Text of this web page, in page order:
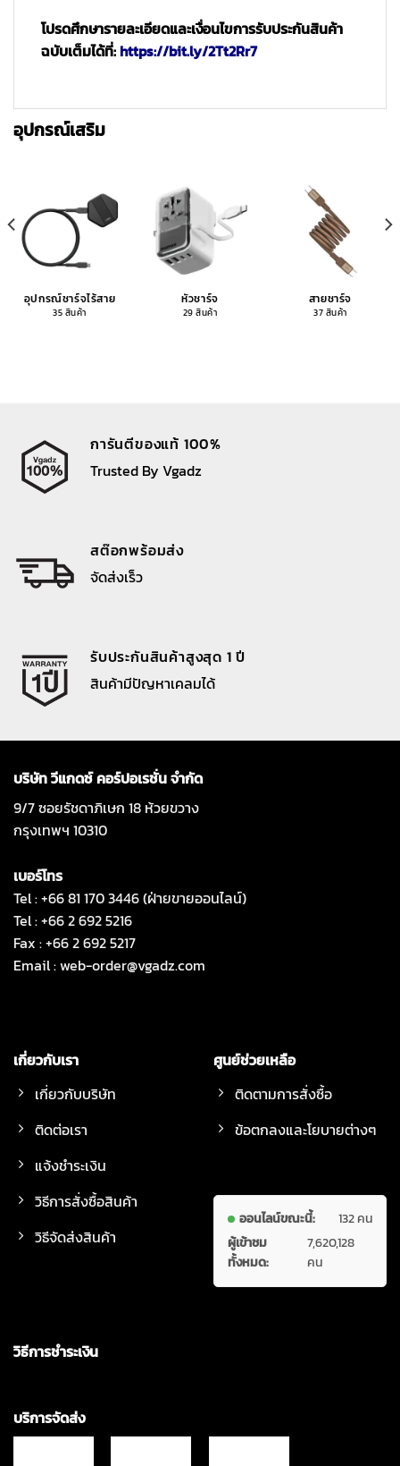
โปรดศึกษารายละเอียดและเงื่อนไขการรับประกันสินค้า
ฉบับเต็มได้ที่:https://bit.ly/2Tt2Rr7
อุปกรณ์เสริม
อุปกรณ์ชาร์จไร้สาย
35 สินค้า
หัวชาร์จ
29 สินค้า
สายชาร์จ
37 สินค้า
การันตีของแท้ 100%
Trusted By Vgadz
สต๊อกพร้อมส่ง
จัดส่งเร็ว
รับประกันสินค้าสูงสุด 1 ปี
สินค้ามีปัญหาเคลมได้
บริษัท วีแกดซ์ คอร์ปอเรชั่น จำกัด
9/7 ซอยรัชดาภิเษก 18 ห้วยขวาง
กรุงเทพฯ 10310
เบอร์โทร
Tel : +66 81 170 3446 (ฝ่ายขายออนไลน์)
Tel : +66 2 692 5216
Fax : +66 2 692 5217
Email :web-order@vgadz.com
เกี่ยวกับเรา
เกี่ยวกับบริษัท
ติดต่อเรา
แจ้งชำระเงิน
วิธีการสั่งซื้อสินค้า
วิธีจัดส่งสินค้า
ศูนย์ช่วยเหลือ
ติดตามการสั่งซื้อ
ข้อตกลงและโยบายต่างๆ
ออนไลน์ขณะนี้:
132 คน
ผู้เข้าชม
ทั้งหมด:
7,620,128
คน
วิธีการชำระเงิน
บริการจัดส่ง